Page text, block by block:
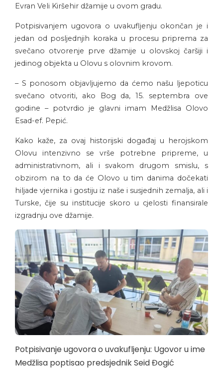
Evran Veli Kiršehir džamije u ovom gradu.
Potpisivanjem ugovora o uvakufljenju okončan je i
jedan od posljednjih koraka u procesu priprema za
svečano otvorenje prve džamije u olovskoj čaršiji i
jedinog objekta u Olovu s olovnim krovom.
– S ponosom objavljujemo da ćemo našu ljepoticu
svečano otvoriti, ako Bog da, 15. septembra ove
godine – potvrdio je glavni imam Medžlisa Olovo
Esad-ef. Pepić.
Kako kaže, za ovaj historijski događaj u herojskom
Olovu intenzivno se vrše potrebne pripreme, u
administrativnom, ali i svakom drugom smislu, s
obzirom na to da će Olovo u tim danima dočekati
hiljade vjernika i gostiju iz naše i susjednih zemalja, ali i
Turske, čije su institucije skoro u cjelosti finansirale
izgradnju ove džamije.
Potpisivanje ugovora o uvakufljenju: Ugovor u ime
Medžlisa poptisao predsjednik Seid Đogić